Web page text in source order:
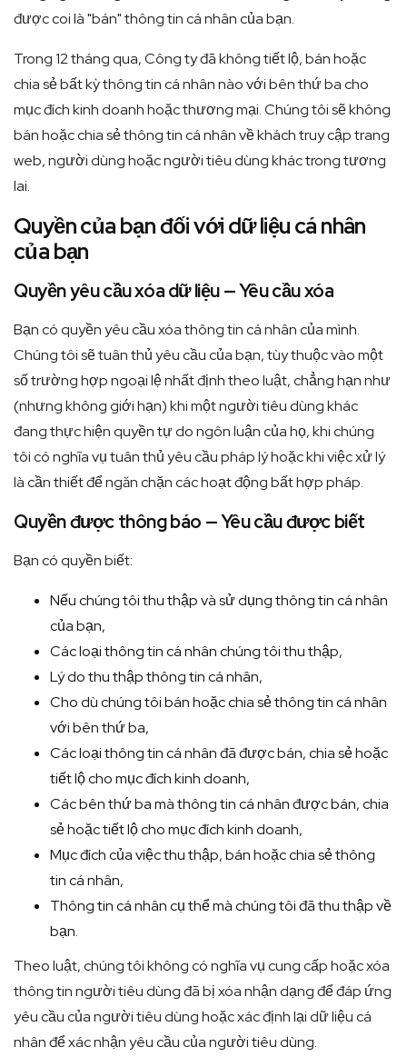
được coi là "bán" thông tin cá nhân của bạn.
Trong 12 tháng qua, Công ty đã không tiết lộ, bán hoặc
chia sẻ bất kỳ thông tin cá nhân nào với bên thứ ba cho
mục đích kinh doanh hoặc thương mại. Chúng tôi sẽ không
bán hoặc chia sẻ thông tin cá nhân về khách truy cập trang
web, người dùng hoặc người tiêu dùng khác trong tương
lai.
Quyền của bạn đối với dữ liệu cá nhân
của bạn
Quyền yêu cầu xóa dữ liệu — Yêu cầu xóa
Bạn có quyền yêu cầu xóa thông tin cá nhân của mình.
Chúng tôi sẽ tuân thủ yêu cầu của bạn, tùy thuộc vào một
số trường hợp ngoại lệ nhất định theo luật, chẳng hạn như
(nhưng không giới hạn) khi một người tiêu dùng khác
đang thực hiện quyền tự do ngôn luận của họ, khi chúng
tôi có nghĩa vụ tuân thủ yêu cầu pháp lý hoặc khi việc xử lý
là cần thiết để ngăn chặn các hoạt động bất hợp pháp.
Quyền được thông báo — Yêu cầu được biết
Bạn có quyền biết:
Nếu chúng tôi thu thập và sử dụng thông tin cá nhân
của bạn,
Các loại thông tin cá nhân chúng tôi thu thập,
Lý do thu thập thông tin cá nhân,
Cho dù chúng tôi bán hoặc chia sẻ thông tin cá nhân
với bên thứ ba,
Các loại thông tin cá nhân đã được bán, chia sẻ hoặc
tiết lộ cho mục đích kinh doanh,
Các bên thứ ba mà thông tin cá nhân được bán, chia
sẻ hoặc tiết lộ cho mục đích kinh doanh,
Mục đích của việc thu thập, bán hoặc chia sẻ thông
tin cá nhân,
Thông tin cá nhân cụ thể mà chúng tôi đã thu thập về
bạn.
Theo luật, chúng tôi không có nghĩa vụ cung cấp hoặc xóa
thông tin người tiêu dùng đã bị xóa nhận dạng để đáp ứng
yêu cầu của người tiêu dùng hoặc xác định lại dữ liệu cá
nhân để xác nhận yêu cầu của người tiêu dùng.